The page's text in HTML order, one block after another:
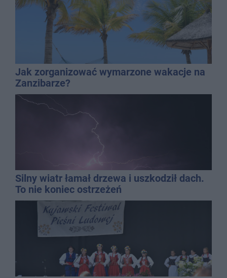
Jak zorganizować wymarzone wakacje na
Zanzibarze?
Silny wiatr łamał drzewa i uszkodził dach.
To nie koniec ostrzeżeń